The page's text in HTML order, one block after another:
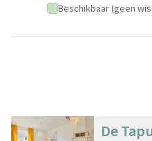
Beschikbaar (geen
De